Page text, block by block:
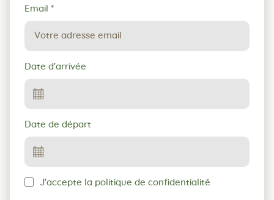
Email *
Date d'arrivée
Date de départ
J'accepte la politique de confidentialité